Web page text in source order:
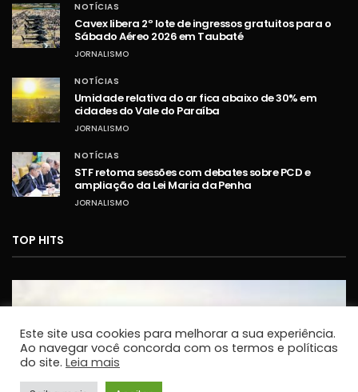
NOTÍCIAS
Cavex libera 2º lote de ingressos gratuitos para o
Sábado Aéreo 2026 em Taubaté
JORNALISMO
NOTÍCIAS
Umidade relativa do ar fica abaixo de 30% em
cidades do Vale do Paraíba
JORNALISMO
NOTÍCIAS
STF retoma sessões com debates sobre PCD e
ampliação da Lei Maria da Penha
JORNALISMO
TOP HITS
Este site usa cookies para melhorar a sua experiência.
Ao navegar você concorda com os termos e políticas
do site. Leia mais